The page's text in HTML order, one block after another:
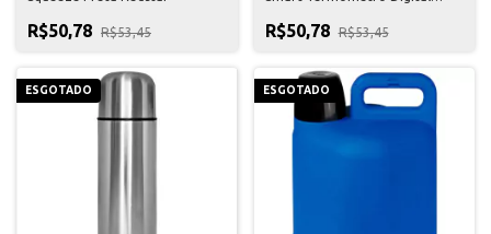
R$50,78 R$53,45 R$50,78 R$53,45
ESGOTADO ESGOTADO